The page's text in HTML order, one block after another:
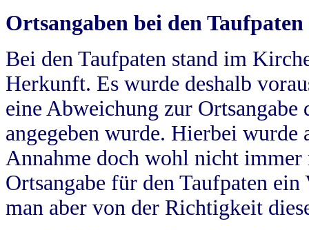
Ortsangaben bei den Taufpaten
Bei den Taufpaten stand im
Herkunft. Es wurde deshalb
eine Abweichung zur
angegeben wurde. Hierbei wurde
Annahme doch wohl nicht
Ortsangabe für den Taufpaten
man aber von der Richtigkeit